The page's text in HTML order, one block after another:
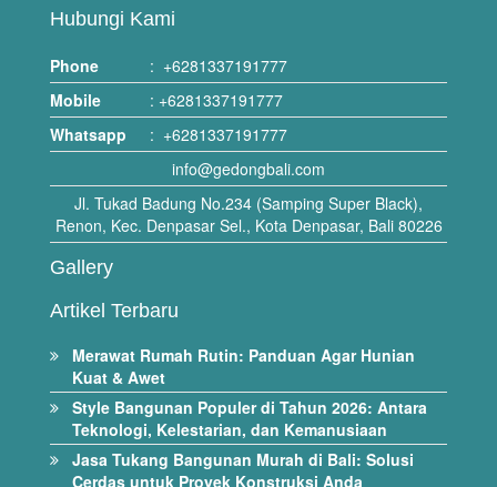
Hubungi Kami
Phone : +6281337191777
Mobile
: +6281337191777
Whatsapp
: +6281337191777
info@gedongbali.com
Jl. Tukad Badung No.234 (Samping Super Black),
Renon, Kec. Denpasar Sel., Kota Denpasar, Bali 80226
Gallery
Artikel Terbaru
Merawat Rumah Rutin: Panduan Agar Hunian
Kuat & Awet
Style Bangunan Populer di Tahun 2026: Antara
Teknologi, Kelestarian, dan Kemanusiaan
Jasa Tukang Bangunan Murah di Bali: Solusi
Cerdas untuk Proyek Konstruksi Anda